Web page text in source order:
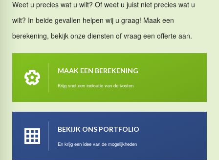
Weet u precies wat u wilt? Of weet u juist niet precies wat u
wilt? In beide gevallen helpen wij u graag! Maak een
berekening, bekijk onze diensten of vraag een offerte aan.
MAAK EEN BEREKENING
Krijg snel een indicatie van de kosten
BEKIJK ONS PORTFOLIO
En krijg een idee van de mogelijkheden